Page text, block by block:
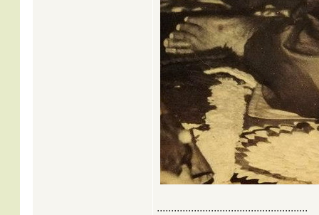
.....................................................